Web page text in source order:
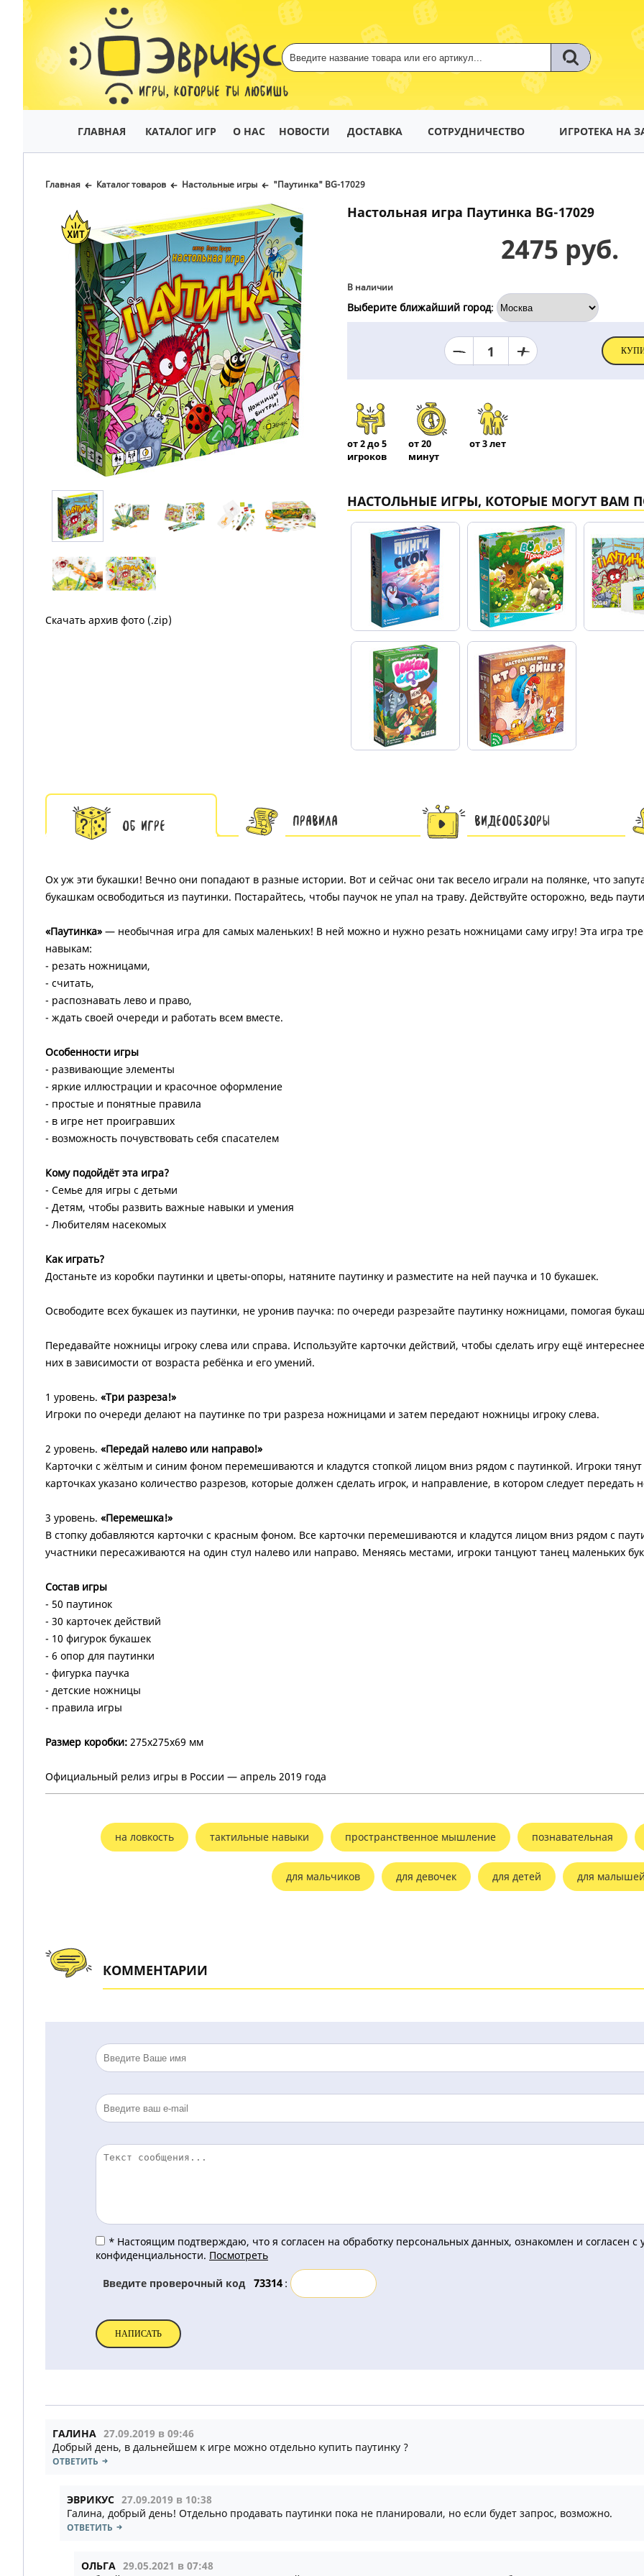
ИГРЫ, КОТОРЫЕ ТЫ ЛЮБИШЬ
ГЛАВНАЯ КАТАЛОГ ИГР О НАС НОВОСТИ ДОСТАВКА СОТРУДНИЧЕСТВО ИГРОТЕКА НА
Главная Каталог товаров Настольные игры "Паутинка" BG-17029
Скачать архив фото (.zip)
Настольная игра Паутинка BG-17029
2475 руб.
В наличии
Выберите ближайший город:
1
от 2 до 5
игроков
от 20
минут
от 3 лет
НАСТОЛЬНЫЕ ИГРЫ, КОТОРЫЕ МОГУТ ВАМ
Об игре Правила Видеообзоры
Ох уж эти букашки! Вечно они попадают в разные истории. Вот и сейчас они так весело играли на полянке, что
букашкам освободиться из паутинки. Постарайтесь, чтобы паучок не упал на траву. Действуйте осторожно, ведь
«Паутинка» — необычная игра для самых маленьких! В ней можно и нужно резать ножницами саму игру! Эта игра
навыкам:
- резать ножницами,
- считать,
- распознавать лево и право,
- ждать своей очереди и работать всем вместе.
Особенности игры
- развивающие элементы
- яркие иллюстрации и красочное оформление
- простые и понятные правила
- в игре нет проигравших
- возможность почувствовать себя спасателем
Кому подойдёт эта игра?
- Семье для игры с детьми
- Детям, чтобы развить важные навыки и умения
- Любителям насекомых
Как играть?
Достаньте из коробки паутинки и цветы-опоры, натяните паутинку и разместите на ней паучка и 10 букашек.
Освободите всех букашек из паутинки, не уронив паучка: по очереди разрезайте паутинку ножницами, помогая
Передавайте ножницы игроку слева или справа. Используйте карточки действий, чтобы сделать игру ещё
них в зависимости от возраста ребёнка и его умений.
1 уровень. «Три разреза!»
Игроки по очереди делают на паутинке по три разреза ножницами и затем передают ножницы игроку слева.
2 уровень. «Передай налево или направо!»
Карточки с жёлтым и синим фоном перемешиваются и кладутся стопкой лицом вниз рядом с паутинкой. Игроки
карточках указано количество разрезов, которые должен сделать игрок, и направление, в котором следует передать
3 уровень. «Перемешка!»
В стопку добавляются карточки с красным фоном. Все карточки перемешиваются и кладутся лицом вниз рядом с
участники пересаживаются на один стул налево или направо. Меняясь местами, игроки танцуют танец маленьких
Состав игры
- 50 паутинок
- 30 карточек действий
- 10 фигурок букашек
- 6 опор для паутинки
- фигурка паучка
- детские ножницы
- правила игры
Размер коробки: 275х275х69 мм
Официальный релиз игры в России — апрель 2019 года
на ловкость тактильные навыки пространственное мышление познавательная
для мальчиков для девочек для детей для малышей
КОММЕНТАРИИ
* Настоящим подтверждаю, что я согласен на обработку персональных данных, ознакомлен и согласен с
конфиденциальности. Посмотреть
Введите проверочный код :
ГАЛИНА 27.09.2019 в 09:46
Добрый день, в дальнейшем к игре можно отдельно купить паутинку ?
ОТВЕТИТЬ
ЭВРИКУС 27.09.2019 в 10:38
Галина, добрый день! Отдельно продавать паутинки пока не планировали, но если будет запрос, возможно.
ОТВЕТИТЬ
ОЛЬГА 29.05.2021 в 07:48